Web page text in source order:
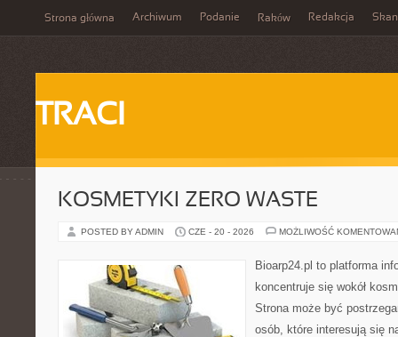
Strona główna Archiwum Podanie Raków Redakcja
TRACI
KOSMETYKI ZERO WASTE
POSTED BY ADMIN CZE - 20 - 2026 MOŻLIWOŚĆ
Bioarp24.pl to platforma
koncentruje się wokół
Strona może być
osób, które interesują się